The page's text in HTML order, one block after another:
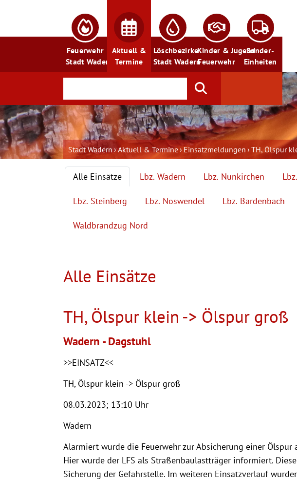
Feuerwehr
Stadt Wadern
Aktuell &
Termine
Löschbezirke
Stadt Wadern
Kinder & Jugend
Feuerwehr
Sonder-
Einheiten
Stadt Wadern Aktuell & Termine Einsatzmeldungen TH, Ölspur
Alle Einsätze Lbz. Wadern Lbz. Nunkirchen
Lbz. Steinberg Lbz. Noswendel Lbz. Bardenbach
Waldbrandzug Nord
Alle Einsätze
TH, Ölspur klein -> Ölspur groß
Wadern - Dagstuhl
>>EINSATZ<<
TH, Ölspur klein -> Ölspur groß
08.03.2023; 13:10 Uhr
Wadern
Alarmiert wurde die Feuerwehr zur Absicherung einer Ölspur
Hier wurde der LFS als Straßenbaulastträger informiert.
Sicherung der Gefahrstelle. Im weiteren Einsatzverlauf